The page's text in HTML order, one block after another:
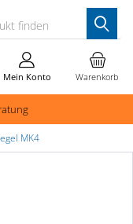
finden
Warenkorb
Mein Konto
MK4